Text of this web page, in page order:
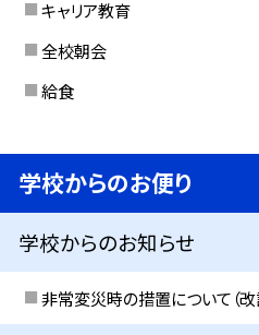
キャリア教育
全校朝会
給食
学校からのお便り
学校からのお知らせ
非常変災時の措置について（改